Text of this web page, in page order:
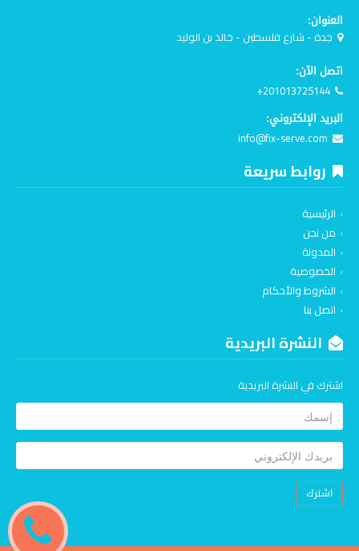
العنوان:
جدة - شارع فلسطين - خالد بن الوليد
اتصل الآن:
+201013725144
البريد الإلكتروني:
info@fix-serve.com
روابط سريعة
الرئيسية
من نحن
المدونة
الخصوصية
الشروط والأحكام
اتصل بنا
النشرة البريدية
اشترك في النشرة البريدية
اشترك